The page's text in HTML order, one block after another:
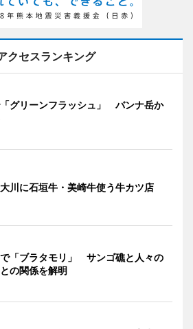
クセスランキング
グリーンフラッシュ」 バンナ岳か
川に石垣牛・美崎牛使う牛カツ店
「ブラタモリ」 サンゴ礁と人々の
の関係を解明